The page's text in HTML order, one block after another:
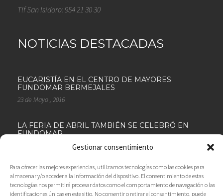
Gestionar consentimiento
Para ofrecer las mejores experiencias, utilizamos tecnologías como las cookies para
almacenar y/o acceder a la información del dispositivo. El consentimiento de estas
tecnologías nos permitirá procesar datos como el comportamiento de navegación o las
identificaciones únicas en este sitio. No consentir o retirar el consentimiento, puede
Tlf San Isidoro: 954 21 30 30
NOTICIAS DESTACADAS
EUCARISTÍA EN EL CENTRO DE MAYORES
FUNDOMAR BERMEJALES
23 de Mayo , 2016
LA FERIA DE ABRIL TAMBIÉN SE CELEBRÓ EN
FUNDOMAR
LOS MAYORES DE FUNDOMAR VISITAN LA ALDEA
DEL ROCÍO
11 de Marzo , 2016